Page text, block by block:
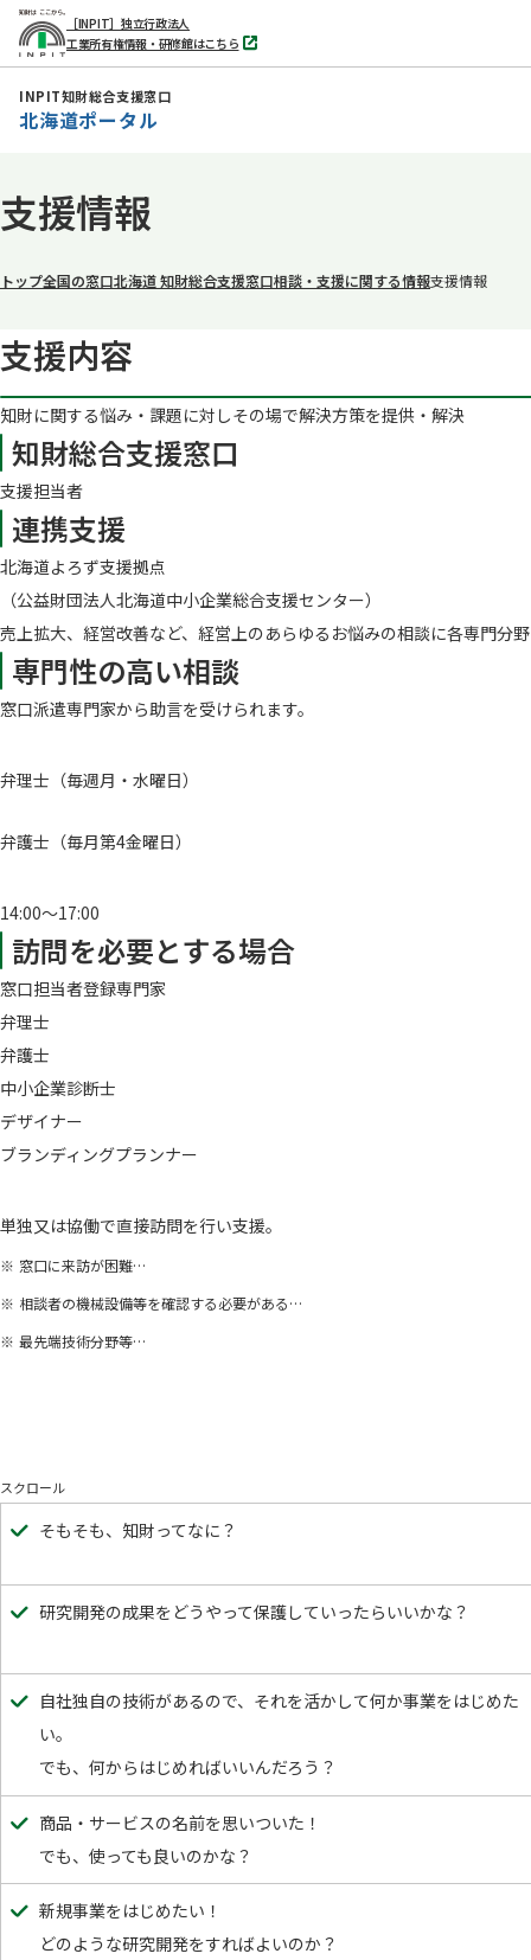
文
へ
［INPIT］独立行政法人
工業所有権情報・研修館はこちら
別
タ
INPIT知財総合支援窓口
北海道ポータル
支援情報
トップ全国の窓口北海道 知財総合支援窓口相談・支援に関する情報支援情報
支援内容
知財に関する悩み・課題に対しその場で解決方策を提供・解決
知財総合支援窓口
支援担当者
連携支援
北海道よろず支援拠点
（公益財団法人北海道中小企業総合支援センター）
売上拡大、経営改善など、経営上のあらゆるお悩みの相談に各専門分
専門性の高い相談
窓口派遣専門家から助言を受けられます。
弁理士（毎週月・水曜日）
弁護士（毎月第4金曜日）
14:00～17:00
訪問を必要とする場合
窓口担当者登録専門家
弁理士
弁護士
中小企業診断士
デザイナー
ブランディングプランナー
単独又は協働で直接訪問を行い支援。
窓口に来訪が困難…
相談者の機械設備等を確認する必要がある…
最先端技術分野等…
スクロール
そもそも、知財ってなに？
研究開発の成果をどうやって保護していったらいいかな？
自社独自の技術があるので、それを活かして何か事業をはじめた
い。
でも、何からはじめればいいんだろう？
商品・サービスの名前を思いついた！
でも、使っても良いのかな？
新規事業をはじめたい！
どのような研究開発をすればよいのか？